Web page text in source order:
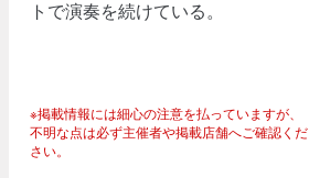
トで演奏を続けている。
※掲載情報には細心の注意を払っていますが、
不明な点は必ず主催者や掲載店舗へご確認くだ
さい。